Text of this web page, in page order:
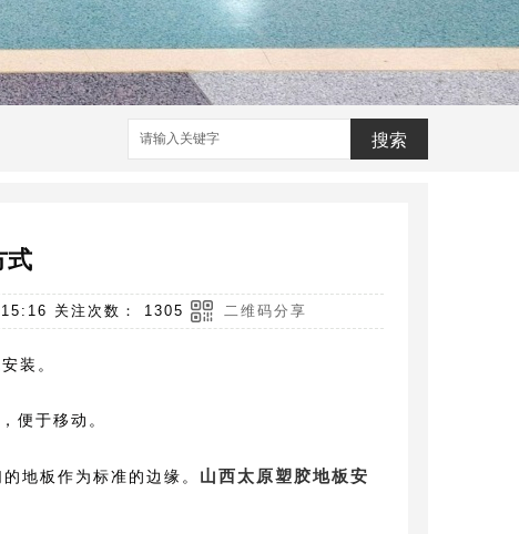
式
关注次数： 1305 二维码分享
装。
便于移动。
地板作为标准的边缘。 山西太原塑胶地板安